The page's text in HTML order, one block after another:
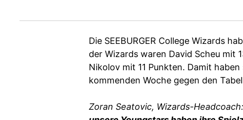
Die SEEBURGER College Wizards
der Wizards waren David Scheu mit
Nikolov mit 11 Punkten. Damit
kommenden Woche gegen den
Zoran Seatovic, Wizards-Headcoach: